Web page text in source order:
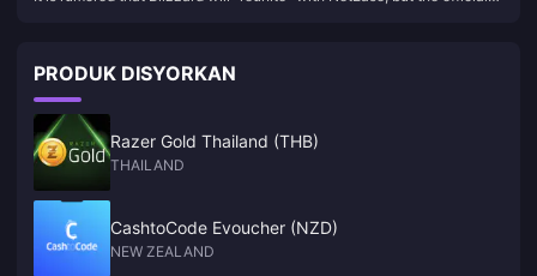
PRODUK DISYORKAN
Razer Gold Thailand (THB)
THAILAND
CashtoCode Evoucher (NZD)
NEW ZEALAND